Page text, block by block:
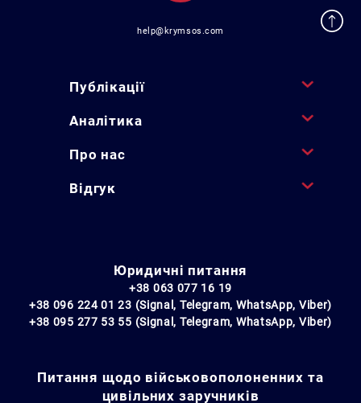
help@krymsos.com
Публікації
Аналітика
Про нас
Відгук
Юридичні питання
+38 063 077 16 19
+38 096 224 01 23 (Signal, Telegram, WhatsApp, Viber)
+38 095 277 53 55 (Signal, Telegram, WhatsApp, Viber)
Питання щодо військовополоненних та
цивільних заручників